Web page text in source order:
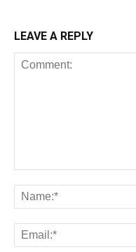
LEAVE A REPLY